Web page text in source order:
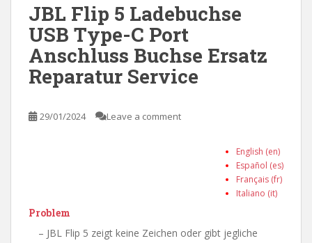
JBL Flip 5 Ladebuchse
USB Type-C Port
Anschluss Buchse Ersatz
Reparatur Service
29/01/2024 Leave a comment
English (en)
Español (es)
Français (fr)
Italiano (it)
Problem
– JBL Flip 5 zeigt keine Zeichen oder gibt jegliche